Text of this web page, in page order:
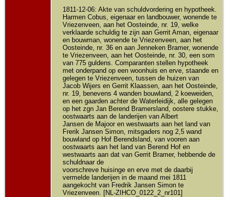
1811-12-06: Akte van schuldvordering en hypotheek.
Harmen Cobus, eigenaar en landbouwer, wonende te
Vriezenveen, aan het Oosteinde, nr. 19, welke
verklaarde schuldig te zijn aan Gerrit Aman, eigenaar
en bouwman, wonende te Vriezenveen, aan het
Oosteinde, nr. 36 en aan Jenneken Bramer, wonende
te Vriezenveen, aan het Oosteinde, nr. 30, een som
van 775 guldens. Comparanten stellen hypotheek
met onderpand op een woonhuis en erve, staande en
gelegen te Vriezenveen, tussen de huizen van
Jacob Wijers en Gerrit Klaassen, aan het Oosteinde,
nr. 19, benevens 4 wanden bouwland, 2 koeweiden,
en een gaarden achter de Waterleidijk, alle gelegen
op het zgn Jan Berend Bramersland, oostere stukke,
oostwaarts aan de landerijen van Albert
Jansen de Majoor en westwaarts aan het land van
Frerik Jansen Simon, mitsgaders nog 2,5 wand
bouwland op Hof Berendsland, van vooren aan
oostwaarts aan het land van Berend Hof en
westwaarts aan dat van Gerrit Bramer, hebbende de
schuldnaar de
voorschreve huisinge en erve met de daarbij
vermelde landerijen in de maand mei 1811
aangekocht van Fredrik Jansen Simon te
Vriezenveen. [NL-ZIHCO_0122_2_nr101]